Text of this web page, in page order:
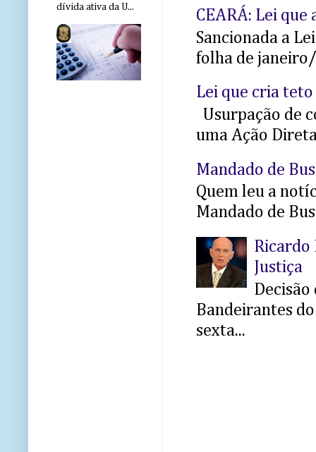
CEARÁ: Lei
Sancionada a
folha de
Lei que cria
Usurpação de
uma Ação
Mandado de
Quem leu a
Mandado de
Ricardo
Justiça
Decisão
Bandeirantes
sexta...
dívida ativa da U...